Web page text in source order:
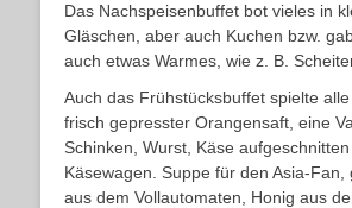
Das Nachspeisenbuffet bot vieles in
Gläschen, aber auch Kuchen bzw.
auch etwas Warmes, wie z. B.
Auch das Frühstücksbuffet spielte alle
frisch gepresster Orangensaft, eine
Schinken, Wurst, Käse
Käsewagen. Suppe für den Asia-Fan,
aus dem Vollautomaten, Honig aus